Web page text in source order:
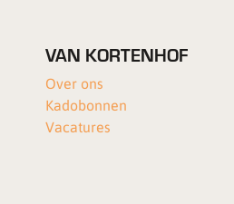
VAN KORTENHOF
Over ons
Kadobonnen
Vacatures